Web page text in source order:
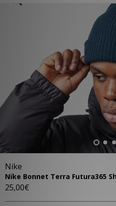
Nike
Nike Bonnet Terra Futura365
25,00€